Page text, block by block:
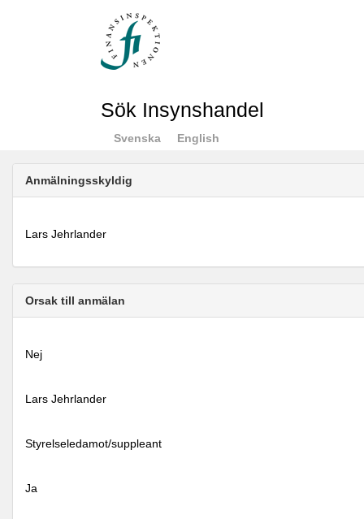
Sök Insynshandel
Svenska English
Anmälningsskyldig
Lars Jehrlander
Orsak till anmälan
Nej
Lars Jehrlander
Styrelseledamot/suppleant
Ja